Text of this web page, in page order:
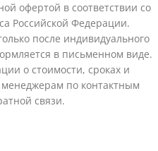
офертой в соответствии со
Российской Федерации.
после индивидуального
в письменном виде.
о стоимости, сроках и
по контактным
связи.